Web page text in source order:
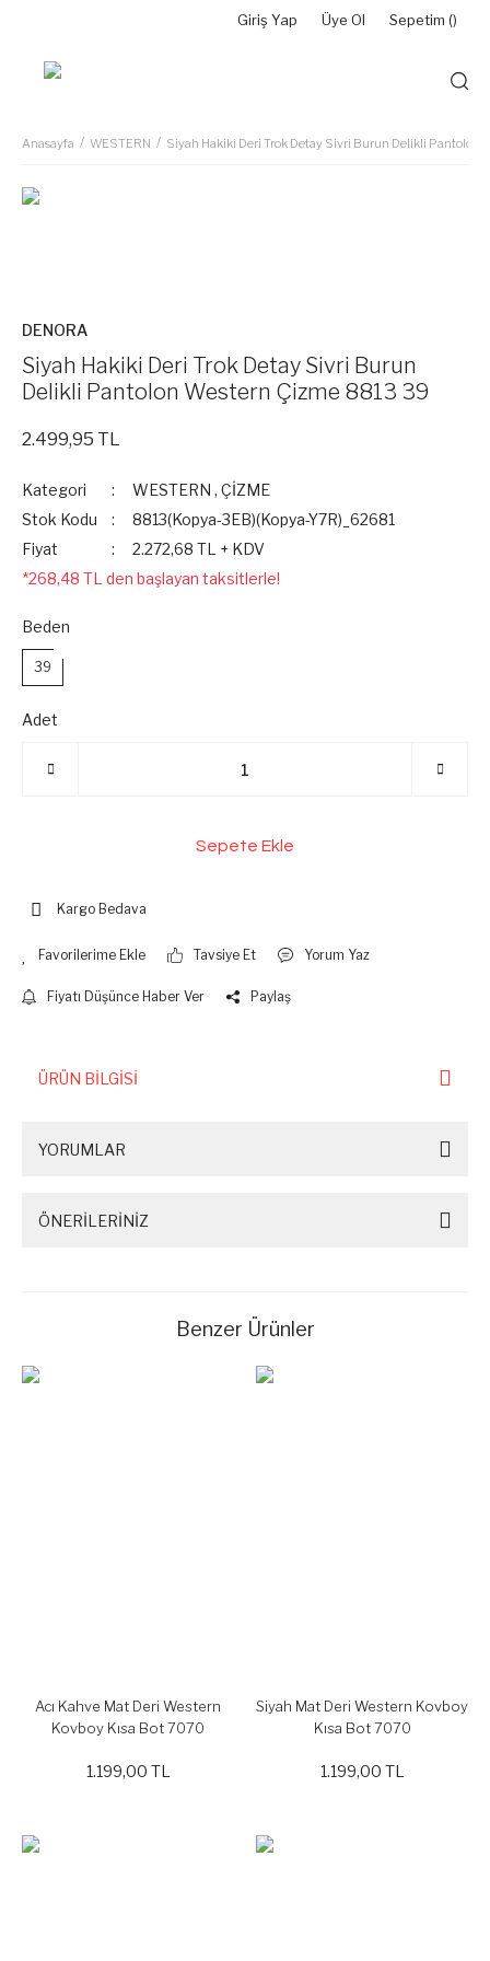
Giriş Yap Üye Ol Sepetim ()
Anasayfa WESTERN Siyah Hakiki Deri Trok Detay Sivri Burun Delikli Pantolon
DENORA
Siyah Hakiki Deri Trok Detay Sivri Burun
Delikli Pantolon Western Çizme 8813 39
2.499,95 TL
Kategori WESTERN , ÇİZME
Stok Kodu
8813(Kopya-3EB)(Kopya-Y7R)_62681
Fiyat
2.272,68 TL + KDV
*268,48 TL den başlayan taksitlerle!
Beden
39
Adet
Sepete Ekle
Kargo Bedava
Tavsiye Et Yorum Yaz
Fiyatı Düşünce Haber Ver Paylaş
ÜRÜN BİLGİSİ
YORUMLAR
ÖNERİLERİNİZ
Benzer Ürünler
Acı Kahve Mat Deri Western
Kovboy Kısa Bot 7070
1.199,00 TL
Siyah Mat Deri Western Kovboy
Kısa Bot 7070
1.199,00 TL